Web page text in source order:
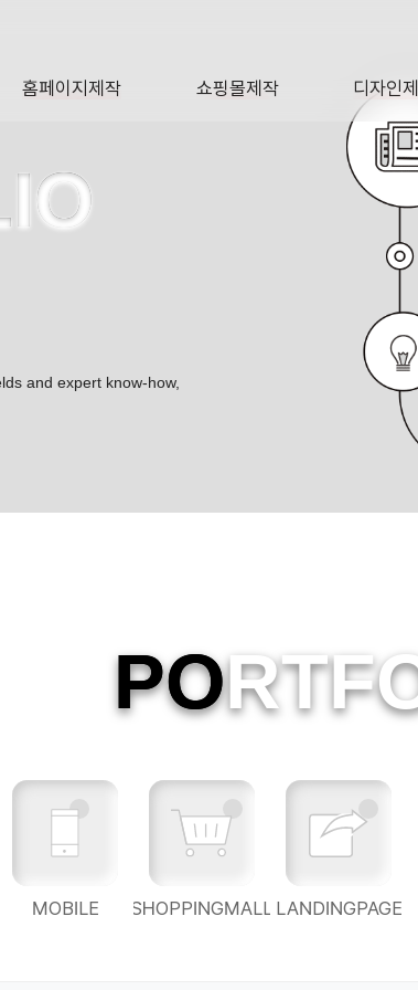
홈페이지제작 쇼핑몰제작 디자인
DESIGN
and expert know-how,
PO
MOBILE SHOPPINGMALL LANDINGPAGE